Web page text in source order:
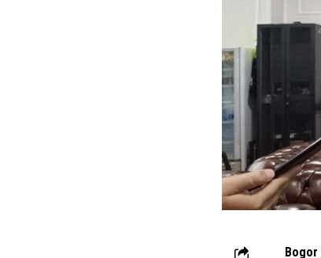
Bogor